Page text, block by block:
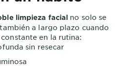
limpieza facial no solo se
a largo plazo cuando
en la rutina:
sin resecar